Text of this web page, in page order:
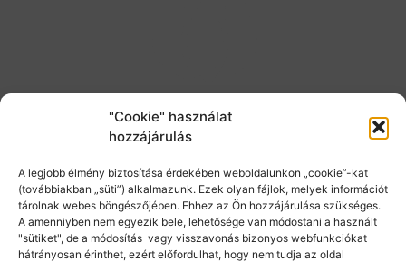
"Cookie" használat
hozzájárulás
A legjobb élmény biztosítása érdekében weboldalunkon „cookie”-kat
(továbbiakban „süti”) alkalmazunk. Ezek olyan fájlok, melyek információt
tárolnak webes böngészőjében. Ehhez az Ön hozzájárulása szükséges.
A amenniyben nem egyezik bele, lehetősége van módostani a használt
"sütiket", de a módosítás vagy visszavonás bizonyos webfunkciókat
hátrányosan érinthet, ezért előfordulhat, hogy nem tudja az oldal